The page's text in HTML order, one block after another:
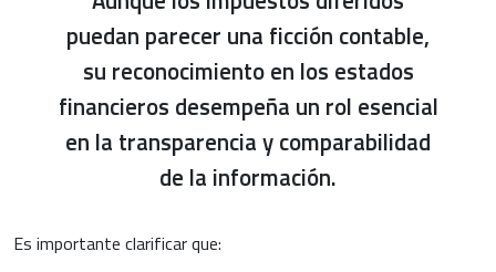
puedan parecer una ficción contable,
su reconocimiento en los estados
financieros desempeña un rol esencial
en la transparencia y comparabilidad
de la información.
Es importante clarificar que: